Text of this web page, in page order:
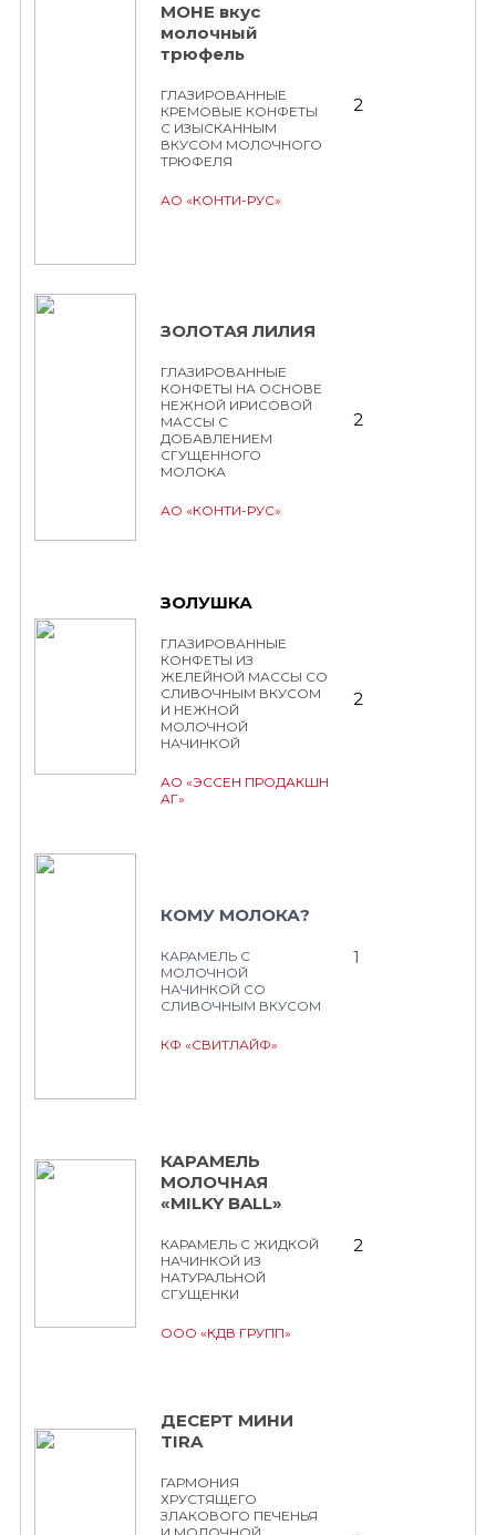
МОНЕ вкус
молочный
трюфель
ГЛАЗИРОВАННЫЕ
КРЕМОВЫЕ КОНФЕТЫ
С ИЗЫСКАННЫМ
ВКУСОМ МОЛОЧНОГО
ТРЮФЕЛЯ
АО «КОНТИ-РУС»
2
ЗОЛОТАЯ ЛИЛИЯ
ГЛАЗИРОВАННЫЕ
КОНФЕТЫ НА ОСНОВЕ
НЕЖНОЙ ИРИСОВОЙ
МАССЫ С
ДОБАВЛЕНИЕМ
СГУЩЕННОГО
МОЛОКА
АО «КОНТИ-РУС»
2
ЗОЛУШКА
ГЛАЗИРОВАННЫЕ
КОНФЕТЫ ИЗ
ЖЕЛЕЙНОЙ МАССЫ СО
СЛИВОЧНЫМ ВКУСОМ
И НЕЖНОЙ
МОЛОЧНОЙ
НАЧИНКОЙ
АО «ЭССЕН ПРОДАКШН
АГ»
2
КОМУ МОЛОКА?
КАРАМЕЛЬ С
МОЛОЧНОЙ
НАЧИНКОЙ СО
СЛИВОЧНЫМ ВКУСОМ
КФ «СВИТЛАЙФ»
1
КАРАМЕЛЬ
МОЛОЧНАЯ
«MILKY BALL»
КАРАМЕЛЬ С ЖИДКОЙ
НАЧИНКОЙ ИЗ
НАТУРАЛЬНОЙ
СГУЩЕНКИ
ООО «КДВ ГРУПП»
2
ДЕСЕРТ МИНИ
TIRA
ГАРМОНИЯ
ХРУСТЯЩЕГО
ЗЛАКОВОГО ПЕЧЕНЬЯ